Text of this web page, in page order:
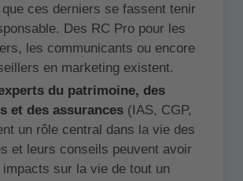
ces derniers se fassent tenir
Des RC Pro pour les
les communicants ou encore
en marketing existent.
du patrimoine, des
et des assurances(IAS, CGP,
un rôle central dans la vie des
et leurs conseils peuvent avoir
impacts sur la vie de tout un